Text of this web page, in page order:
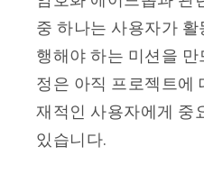
중 하나는 사용자가
행해야 하는 미션을
정은 아직 프로젝트에
재적인 사용자에게 중
있습니다.